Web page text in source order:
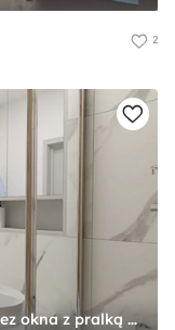
2
Wnętrze inspirowane naturą - Mała bez okna z pralką / suszarką z lustrem łazienka, styl skandynawski - zdjęcie od MOOKA Studio